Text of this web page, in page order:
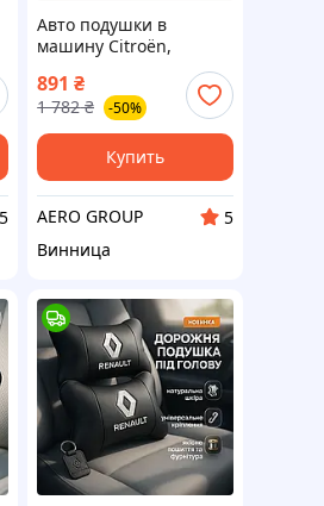
5
Авто подушки в
машину Citroën,
Подушка для салона
авто, Подушки с
логотипом от
производителя OY-34
891 ₴
1 782 ₴ -50%
Купить
AERO GROUP
5
Винница